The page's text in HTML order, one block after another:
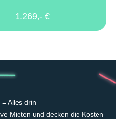
1.269,- €
= Alles drin
Mieten und decken die Kosten